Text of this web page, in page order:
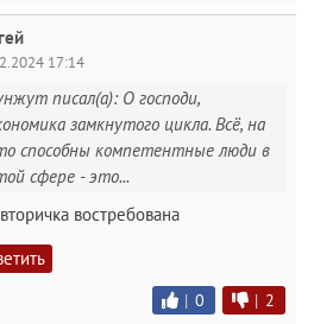
17:14
писал(а): О господи,
замкнутого цикла. Всё, на
способны компетентные люди в
сфере - это...
востребована
| 0 | 2